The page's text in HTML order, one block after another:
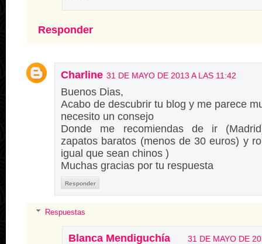
Responder
Charline 31 DE MAYO DE 2013 A LAS 11:42
Buenos Dias,
Acabo de descubrir tu blog y me parece
necesito un consejo
Donde me recomiendas de ir
zapatos baratos (menos de 30 euros) y
igual que sean chinos )
Muchas gracias por tu respuesta
Responder
Respuestas
Blanca Mendiguchía 31 DE MAYO DE